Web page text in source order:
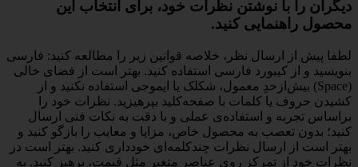
دیگران را با نوشتن نظرات خود، برای انتخاب این
محصول راهنمایی کنید.
لطفا پیش از ارسال نظر، خلاصه قوانین زیر را مطالعه کنید: فارسی
بنویسید و از کیبورد فارسی استفاده کنید. بهتر است از فضای خالی
(Space) بیش‌از‌حدِ معمول، شکلک یا ایموجی استفاده نکنید و از
کشیدن حروف یا کلمات با صفحه‌کلید بپرهیزید. نظرات خود را
براساس تجربه و استفاده‌ی عملی و با دقت به نکات فنی ارسال
کنید؛ بدون تعصب به محصول خاص، مزایا و معایب را بازگو کنید و
بهتر است از ارسال نظرات چندکلمه‌‌ای خودداری کنید. بهتر است در
نظرات خود از تمرکز روی عناصر متغیر مثل قیمت، پرهیز کنید. به